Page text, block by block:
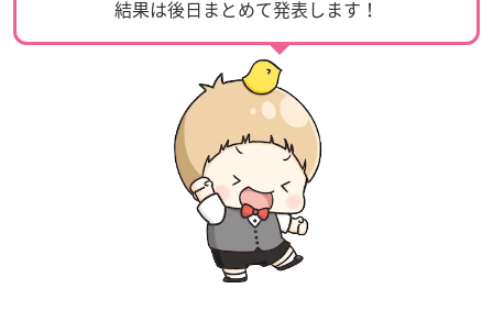
結果は後日まとめて発表します！